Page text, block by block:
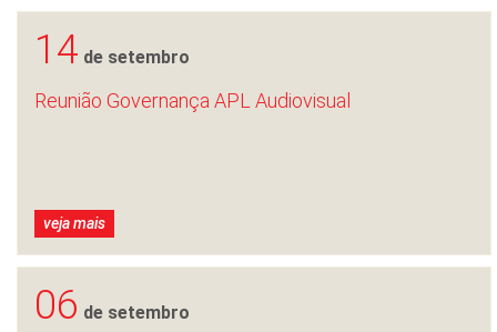
14 de setembro
Reunião Governança APL Audiovisual
veja mais
06 de setembro